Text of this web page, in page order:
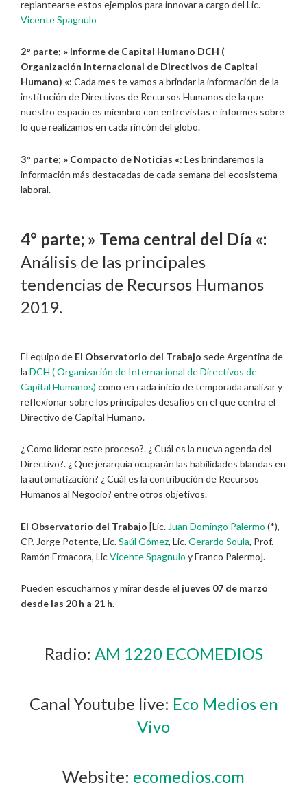
replantearse estos ejemplos para innovar a cargo del Lic.
Vicente Spagnulo
2° parte; » Informe de Capital Humano DCH (
Organización Internacional de Directivos de Capital
Humano) «: Cada mes te vamos a brindar la información de la
institución de Directivos de Recursos Humanos de la que
nuestro espacio es miembro con entrevistas e informes sobre
lo que realizamos en cada rincón del globo.
3° parte; » Compacto de Noticias «: Les brindaremos la
información más destacadas de cada semana del ecosistema
laboral.
4° parte; » Tema central del Día «:
Análisis de las principales
tendencias de Recursos Humanos
2019.
El equipo de El Observatorio del Trabajo sede Argentina de
la DCH ( Organización de Internacional de Directivos de
Capital Humanos) como en cada inicio de temporada analizar y
reflexionar sobre los principales desafíos en el que centra el
Directivo de Capital Humano.
¿ Como liderar este proceso?. ¿ Cuál es la nueva agenda del
Directivo?. ¿ Que jerarquía ocuparán las habilidades blandas en
la automatización? ¿ Cuál es la contribución de Recursos
Humanos al Negocio? entre otros objetivos.
El Observatorio del Trabajo [Lic. Juan Domingo Palermo (*),
CP. Jorge Potente, Lic.Saúl Gómez, Lic.Gerardo Soula, Prof.
Ramón Ermacora, LicVicente Spagnulo y Franco Palermo].
Pueden escucharnos y mirar desde el jueves 07 de marzo
desde las 20 h a 21 h.
Radio: AM 1220 ECOMEDIOS
Canal Youtube live: Eco Medios en
Vivo
Website: ecomedios.com